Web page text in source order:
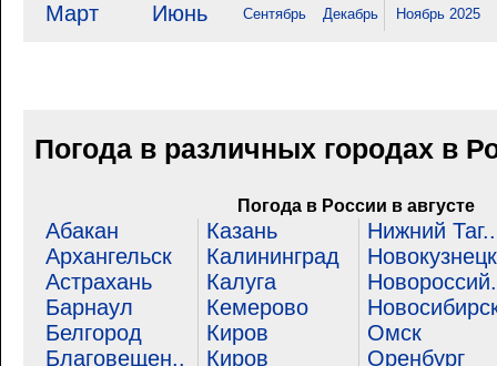
Март Июнь Сентябрь Декабрь Ноябрь 2025
Погода в различных городах в
Погода в России в августе
Абакан
Архангельск
Астрахань
Барнаул
Белгород
Благовещен..
Казань
Калининград
Калуга
Кемерово
Киров
Киров
Нижний Таг..
Новокузнецк
Омск
Оренбург